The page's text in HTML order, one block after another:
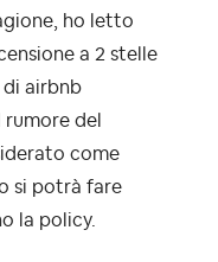
ho letto
a 2 stelle
di airbnb
del
come
si potrà fare
la policy.